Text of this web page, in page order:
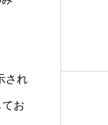
され
お